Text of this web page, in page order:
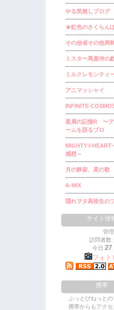
やる気無しブログ
★虹色のさくらん
その他省その他局
ミスター馬鹿侍の
ミルクレモンティ
アニマッシャイ
INFINITE-
星屑の記憶R 〜ア
ームを語るブロ
感想～
月の静寂、星の歌
A-MIX
隠れヲタ高校生の
サイト情
管理
訪問者数：
今日:27
フォト
携帯
ぶっとびねっと
携帯からもアクセ